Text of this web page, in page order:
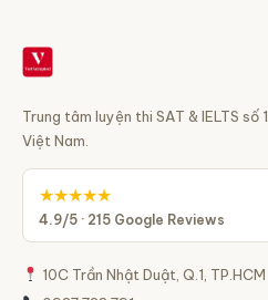
Trung tâm luyện thi SAT & IELTS số 1
Việt Nam.
★★★★★
4.9/5 · 215 Google Reviews
10C Trần Nhật Duật, Q.1, TP.HCM